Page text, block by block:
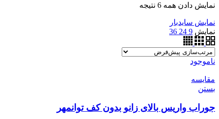
نمایش دادن همه 6 نتیجه
نمایش سایدبار
نمایش 9
24
36
ناموجود
مقایسه
بستن
جوراب واریس بالای زانو بدون کف توانمهر